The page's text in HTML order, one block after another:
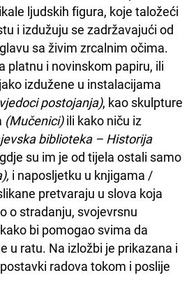
ljudskih figura, koje taložeći
i izdužuju se zadržavajući od
sa živim zrcalnim očima.
platnu i novinskom papiru, ili
izdužene u instalacijama
postojanja), kao skulpture
(Mučenici)ili kako niču iz
biblioteka – Historija
su im je od tijela ostali samo
i naposljetku u knjigama /
pretvaraju u slova koja
o stradanju, svojevrsnu
bi pomogao svima da
u ratu. Na izložbi je prikazana i
radova tokom i poslije